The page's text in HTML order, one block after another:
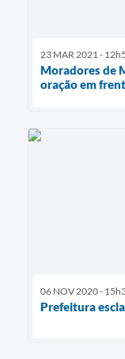
23 MAR 2021 -
Moradores de
oração em
06 NOV 2020 -
Prefeitura